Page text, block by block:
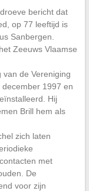
bericht dat
op 77 leeftijd is
Sanbergen.
Zeeuws Vlaamse
de Vereniging
1997 en
Hij
Brill hem als
zich laten
met
De
voor zijn